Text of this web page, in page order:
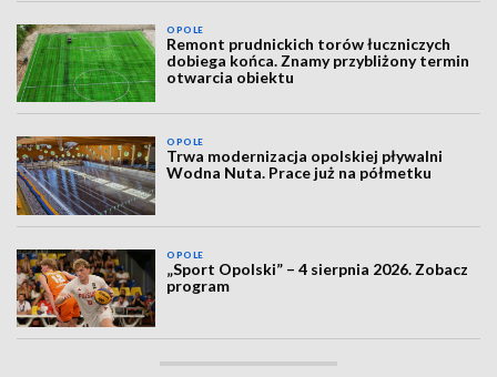
OPOLE
Remont prudnickich torów łuczniczych
dobiega końca. Znamy przybliżony termin
otwarcia obiektu
OPOLE
Trwa modernizacja opolskiej pływalni
Wodna Nuta. Prace już na półmetku
OPOLE
„Sport Opolski” – 4 sierpnia 2026. Zobacz
program